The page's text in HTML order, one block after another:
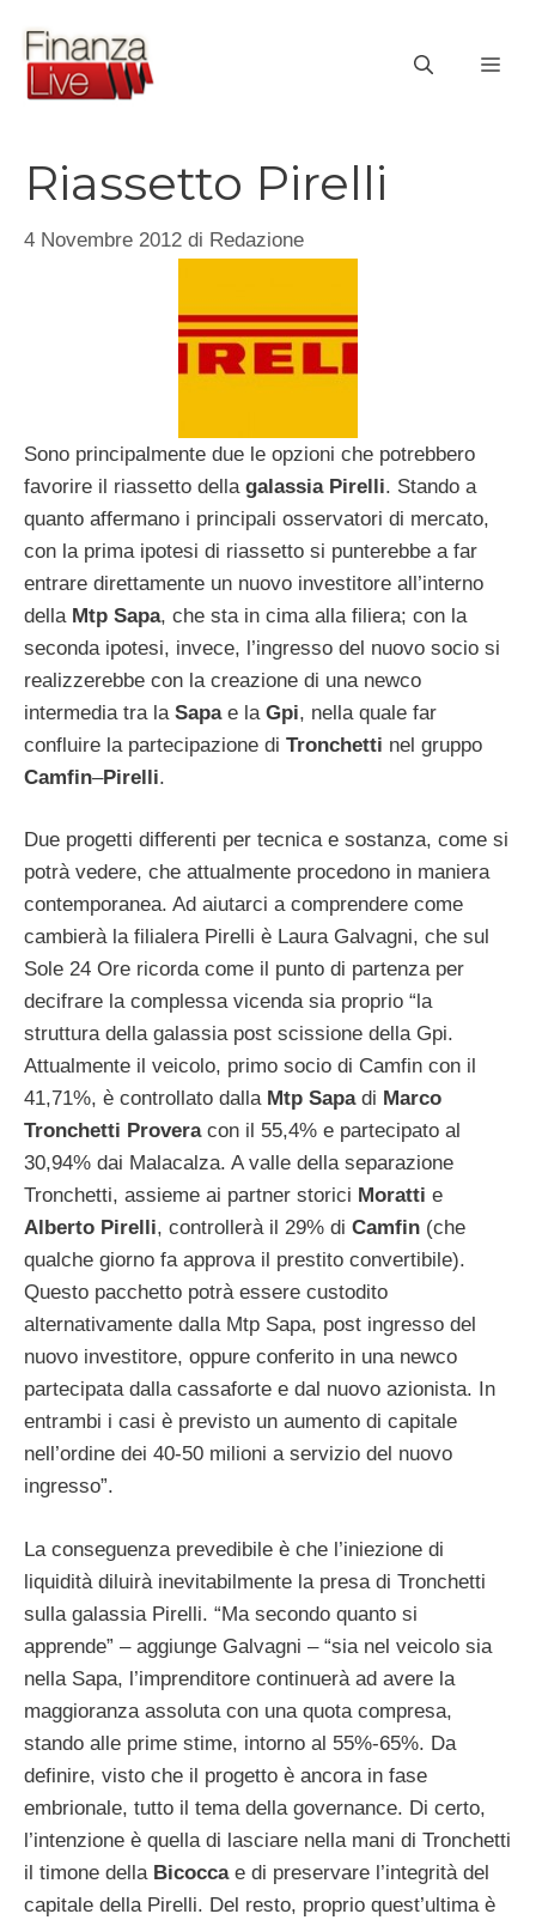
contenuto
Riassetto Pirelli
4 Novembre 2012 di Redazione
Sono principalmente due le opzioni che potrebbero
favorire il riassetto della galassia Pirelli. Stando a
quanto affermano i principali osservatori di mercato,
con la prima ipotesi di riassetto si punterebbe a far
entrare direttamente un nuovo investitore all’interno
della Mtp Sapa, che sta in cima alla filiera; con la
seconda ipotesi, invece, l’ingresso del nuovo socio si
realizzerebbe con la creazione di una newco
intermedia tra la Sapae la Gpi, nella quale far
confluire la partecipazione di Tronchetti nel gruppo
Camfin–Pirelli.
Due progetti differenti per tecnica e sostanza, come si
potrà vedere, che attualmente procedono in maniera
contemporanea. Ad aiutarci a comprendere come
cambierà la filialera Pirelli è Laura Galvagni, che sul
Sole 24 Ore ricorda come il punto di partenza per
decifrare la complessa vicenda sia proprio “la
struttura della galassia post scissione della Gpi.
Attualmente il veicolo, primo socio di Camfin con il
41,71%, è controllato dalla Mtp Sapadi Marco
Tronchetti Proveracon il 55,4% e partecipato al
30,94% dai Malacalza. A valle della separazione
Tronchetti, assieme ai partner storici Moratti e
Alberto Pirelli, controllerà il 29% di Camfin (che
qualche giorno fa approva il prestito convertibile).
Questo pacchetto potrà essere custodito
alternativamente dalla Mtp Sapa, post ingresso del
nuovo investitore, oppure conferito in una newco
partecipata dalla cassaforte e dal nuovo azionista. In
entrambi i casi è previsto un aumento di capitale
nell’ordine dei 40-50 milioni a servizio del nuovo
ingresso”.
La conseguenza prevedibile è che l’iniezione di
liquidità diluirà inevitabilmente la presa di Tronchetti
sulla galassia Pirelli. “Ma secondo quanto si
apprende” – aggiunge Galvagni – “sia nel veicolo sia
nella Sapa, l’imprenditore continuerà ad avere la
maggioranza assoluta con una quota compresa,
stando alle prime stime, intorno al 55%-65%. Da
definire, visto che il progetto è ancora in fase
embrionale, tutto il tema della governance. Di certo,
l’intenzione è quella di lasciare nella mani di Tronchetti
il timone della Bicoccae di preservare l’integrità del
capitale della Pirelli. Del resto, proprio quest’ultima è